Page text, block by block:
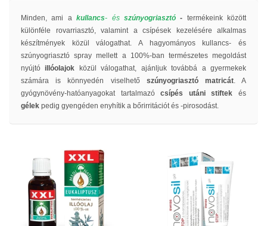
Minden, ami akullancs- és szúnyogriasztó- termékeink között
különféle rovarriasztó, valamint a csípések kezelésére alkalmas
készítmények közül válogathat. A hagyományos kullancs- és
szúnyogriasztó spray mellett a 100%-ban természetes megoldást
nyújtó illóolajok
közül válogathat, ajánljuk továbbá a gyermekek
számára is könnyedén viselhető szúnyogriasztó matricát. A
gyógynövény-hatóanyagokat tartalmazócsípés utáni stiftekés
gélek pedig gyengéden enyhítik a bőrirritációt és -pirosodást.